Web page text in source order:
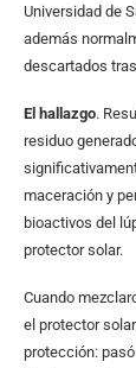
Universidad de
además
descartados
El hallazgo.
residuo
maceración y
bioactivos del
protector solar.
Cuando
el protector
protección: